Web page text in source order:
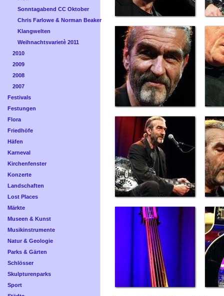
Sonntagabend CC Oktober
Chris Farlowe & Norman Beaker
Klangwelten
Weihnachtsvarietè 2011
2010
2009
2008
2007
Festivals
Festungen
Flora
Friedhöfe
Häfen
Karneval
Kirchenfenster
Konzerte
Landschaften
Lost Places
Märkte
Museen & Kunst
Musikinstrumente
Natur & Geologie
Parks & Gärten
Schlösser
Skulpturenparks
Sport